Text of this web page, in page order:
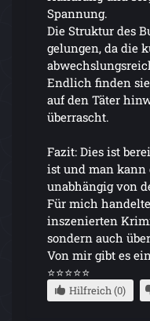
Spannung.
Die Struktur des
gelungen, da die
Endlich finden
auf den Täter
überrascht.
Fazit: Dies ist
ist und man kann
unabhängig von
Für mich
inszenierten
sondern auch
Von mir gibt es
⭐⭐⭐⭐⭐
Hilfreich (0)